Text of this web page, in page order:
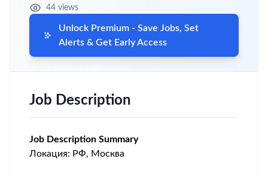
44 views
Unlock Premium - Save Jobs, Set
Alerts & Get Early Access
Job Description
Job Description Summary
Локация: РФ, Москва